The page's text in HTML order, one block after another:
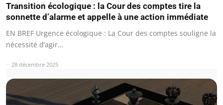
Transition écologique : la Cour des comptes tire la
sonnette d’alarme et appelle à une action immédiate
EN BREF Urgence écologique : La Cour des comptes souligne la
nécessité d’agir…
28 décembre 2025